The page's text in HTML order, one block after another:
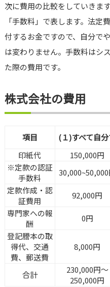
次に費用の比較をしていきま
「手数料」で表します。法定
付するお金ですので、自分で
は変わりません。手数料はシ
た際の費用です。
株式会社の費用
項目 (１)すべて自
印紙代
150,000円
※定款の認証
手数料
定款作成・認
証費用
92,000円
専門家への報
酬
0円
登記謄本の取
得代、交通
費、郵送費
8,000円
合計
230,000円～
250,000円